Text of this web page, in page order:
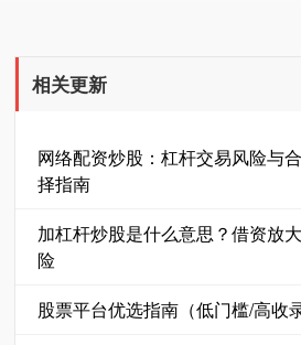
相关更新
网络配资炒股：杠杆交易风险与
择指南
加杠杆炒股是什么意思？借资放
险
股票平台优选指南（低门槛/高收录